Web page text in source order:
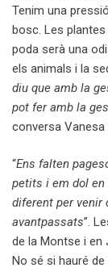
Tenim una
bosc. Les
poda serà una
els animals i la
diu que amb la
pot fer amb la
conversa Vanesa
“Ens falten
petits i em dol en
diferent per venir
avantpassats”.
de la Montse i en
No sé si hauré